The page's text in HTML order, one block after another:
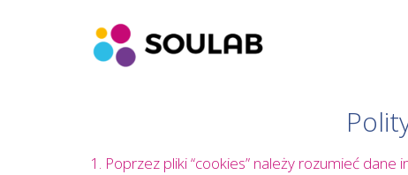
1. Poprzez pliki “cookies” należy rozumieć